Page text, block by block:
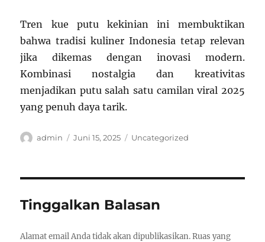
Tren kue putu kekinian ini membuktikan
bahwa tradisi kuliner Indonesia tetap relevan
jika dikemas dengan inovasi modern.
Kombinasi nostalgia dan kreativitas
menjadikan putu salah satu camilan viral 2025
yang penuh daya tarik.
Author
admin
Posted
Juni 15, 2025 Categories
Uncategorized
Tinggalkan Balasan
Alamat email Anda tidak akan dipublikasikan. Ruas yang